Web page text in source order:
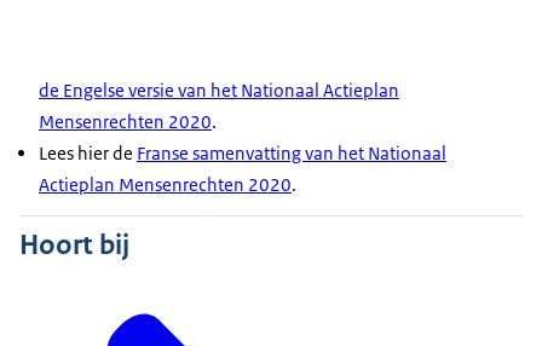
de Engelse versie van het Nationaal Actieplan
Mensenrechten 2020.
Lees hier de Franse samenvatting van het Nationaal
Actieplan Mensenrechten 2020.
Hoort bij